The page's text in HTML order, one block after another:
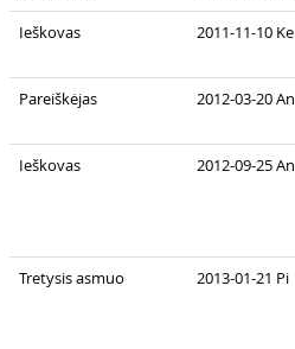
Ieškovas 2011-11-10 Ke
Pareiškėjas 2012-03-20 An
Ieškovas 2012-09-25 An
Tretysis asmuo 2013-01-21 Pi